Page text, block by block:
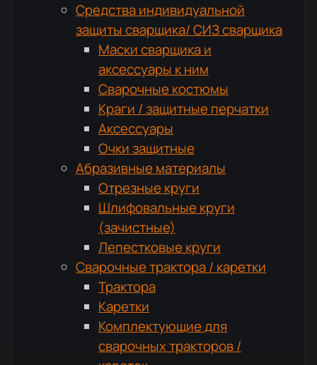
Средства индивидуальной
защиты сварщика/ СИЗ сварщика
Маски сварщика и
аксессуары к ним
Сварочные костюмы
Краги / защитные перчатки
Аксессуары
Очки защитные
Абразивные материалы
Отрезные круги
Шлифовальные круги
(зачистные)
Лепестковые круги
Сварочные трактора / каретки
Трактора
Каретки
Комплектующие для
сварочных тракторов /